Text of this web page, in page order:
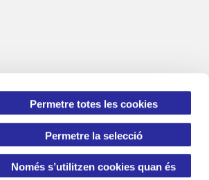
Permetre totes les cookies
Permetre la selecció
Només s’utilitzen cookies quan és